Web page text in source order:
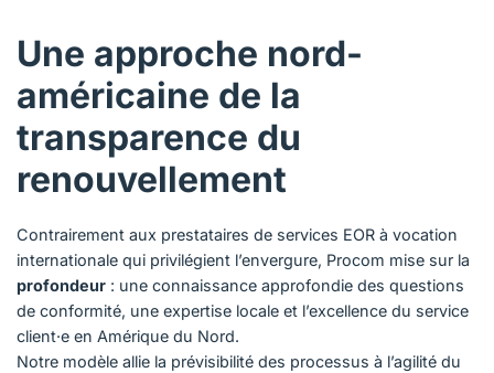
Une approche nord-
américaine de la
transparence du
renouvellement
Contrairement aux prestataires de services EOR à vocation
internationale qui privilégient l’envergure, Procom mise sur la
profondeur : une connaissance approfondie des questions
de conformité, une expertise locale et l’excellence du service
client·e en Amérique du Nord.
Notre modèle allie la prévisibilité des processus à l’agilité du